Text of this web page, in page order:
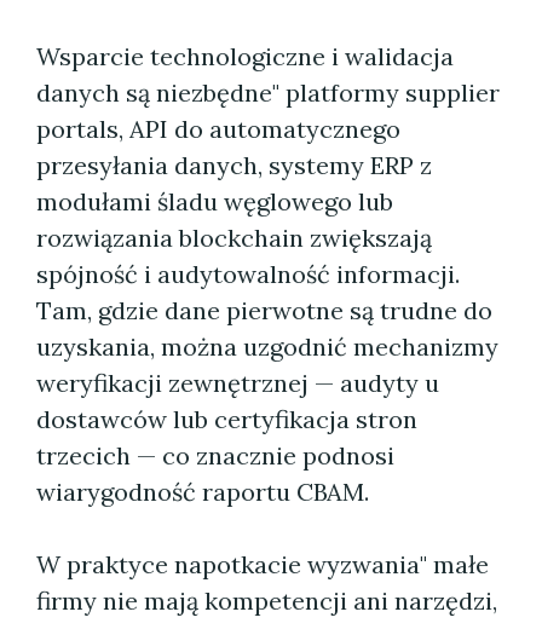
Wsparcie technologiczne i walidacja
danych są niezbędne" platformy supplier
portals, API do automatycznego
przesyłania danych, systemy ERP z
modułami śladu węglowego lub
rozwiązania blockchain zwiększają
spójność i audytowalność informacji.
Tam, gdzie dane pierwotne są trudne do
uzyskania, można uzgodnić mechanizmy
weryfikacji zewnętrznej — audyty u
dostawców lub certyfikacja stron
trzecich — co znacznie podnosi
wiarygodność raportu CBAM.
W praktyce napotkacie wyzwania" małe
firmy nie mają kompetencji ani narzędzi,